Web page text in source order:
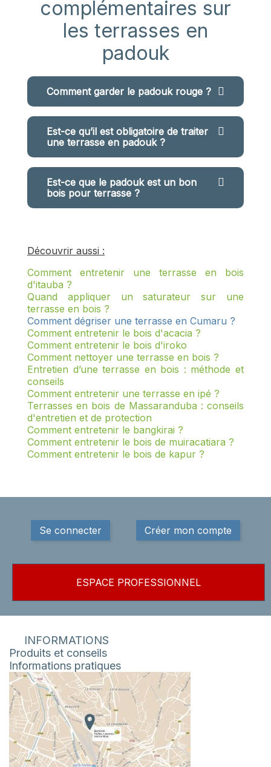
complémentaires sur
les terrasses en
padouk
Comment garder le padouk rouge ?
Est-ce qu’il est obligatoire de traiter
une terrasse en padouk ?
Est-ce que le padouk est un bon
bois pour terrasse ?
Découvrir aussi :
Comment entretenir une terrasse en bois
d'itauba ?
Quand appliquer un saturateur sur une
terrasse en bois ?
Comment dégriser une terrasse en Cumaru ?
Comment entretenir le bois d'acacia ?
Comment entretenir le bois d'iroko
Comment nettoyer une terrasse en bois ?
Entretien d’une terrasse en bois : méthode et
conseils
Comment entretenir une terrasse en ipé ?
Terrasses en bois de Massaranduba : conseils
d'entretien et de protection
Comment entretenir le bangkirai ?
Comment entretenir le bois de muiracatiara ?
Comment entretenir le bois de kapur ?
Se connecter Créer mon compte
ESPACE PROFESSIONNEL
INFORMATIONS
Produits et conseils
Informations pratiques